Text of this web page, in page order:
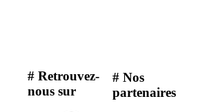
# Retrouvez-
nous sur
# Nos
partenaires